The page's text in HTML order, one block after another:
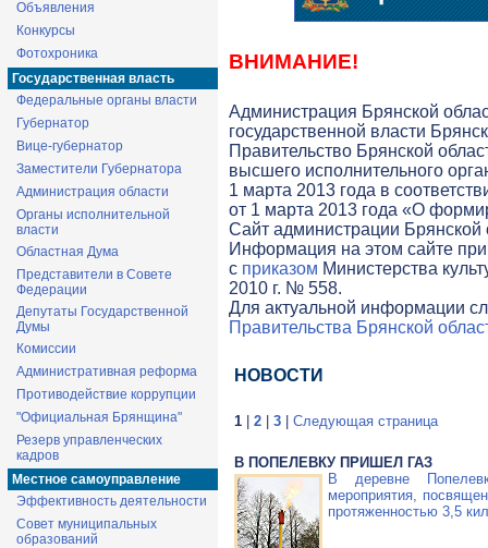
Объявления
Конкурсы
Фотохроника
Государственная власть
Федеральные органы власти
Губернатор
Вице-губернатор
Заместители Губернатора
Администрация области
Органы исполнительной
власти
Областная Дума
Представители в Совете
Федерации
Депутаты Государственной
Думы
Комиссии
Административная реформа
Противодействие коррупции
"Официальная Брянщина"
Резерв управленческих
кадров
Местное самоуправление
Эффективность деятельности
Совет муниципальных
образований
ВНИМАНИЕ!
Администрация Брянской
государственной власти
Правительство Брянской
высшего исполнительного
1 марта 2013 года в
от 1 марта 2013 года «О
Cайт администрации Брянской
Информация на этом сайте
с приказом Министерства
2010 г. № 558.
Для актуальной информации
Правительства Брянской
НОВОСТИ
1 2 3 Следующая страница
В ПОПЕЛЕВКУ ПРИШЕЛ ГАЗ
В деревне
мероприятия,
протяженностью 3,5